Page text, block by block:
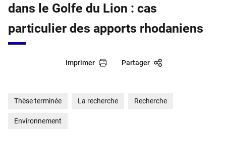
dans le Golfe du Lion : cas
particulier des apports rhodaniens
Imprimer Partager
Thèse terminée La recherche Recherche
Environnement